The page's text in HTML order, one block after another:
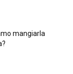
mangiarla